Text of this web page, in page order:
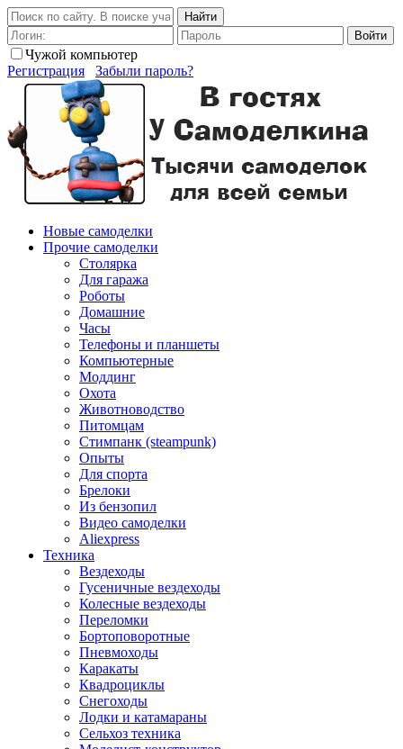
Найти
Войти
Чужой компьютер
Регистрация
Забыли пароль?
Новые самоделки
Прочие самоделки
Столярка
Для гаража
Роботы
Домашние
Часы
Телефоны и планшеты
Компьютерные
Моддинг
Охота
Животноводство
Питомцам
Стимпанк (steampunk)
Опыты
Для спорта
Брелоки
Из бензопил
Видео самоделки
Aliexpress
Техника
Вездеходы
Гусеничные вездеходы
Колесные вездеходы
Переломки
Бортоповоротные
Пневмоходы
Каракаты
Квадроциклы
Снегоходы
Лодки и катамараны
Сельхоз техника